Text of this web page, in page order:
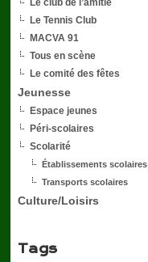
Le club de l’amitié
Le Tennis Club
MACVA 91
Tous en scène
Le comité des fêtes
Jeunesse
Espace jeunes
Péri-scolaires
Scolarité
Établissements scolaires
Transports scolaires
Culture/Loisirs
Tags